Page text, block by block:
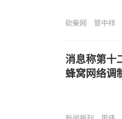
砍柴网 管中祥
消息称第十
蜂窝网络调